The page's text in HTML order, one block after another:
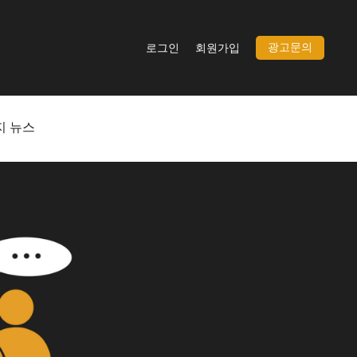
로그인 회원가입 광고문의
뉴스